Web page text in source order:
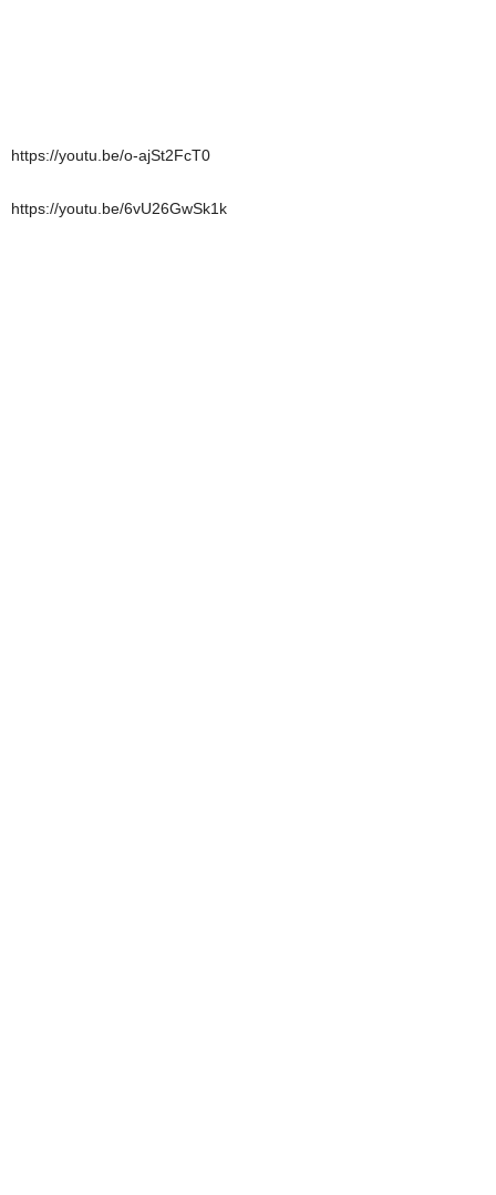
https://youtu.be/o-ajSt2FcT0
https://youtu.be/6vU26GwSk1k